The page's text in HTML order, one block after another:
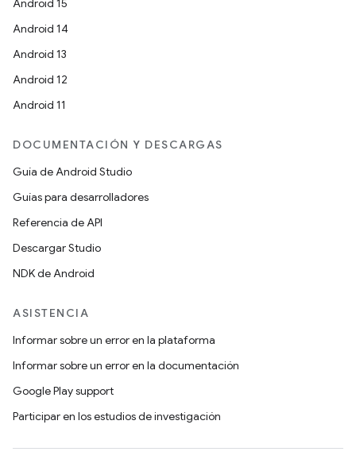
Android 15
Android 14
Android 13
Android 12
Android 11
DOCUMENTACIÓN Y DESCARGAS
Guía de Android Studio
Guías para desarrolladores
Referencia de API
Descargar Studio
NDK de Android
ASISTENCIA
Informar sobre un error en la plataforma
Informar sobre un error en la documentación
Google Play support
Participar en los estudios de investigación